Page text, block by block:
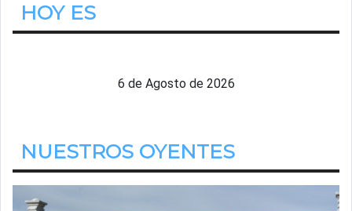
HOY ES
6 de Agosto de 2026
NUESTROS OYENTES